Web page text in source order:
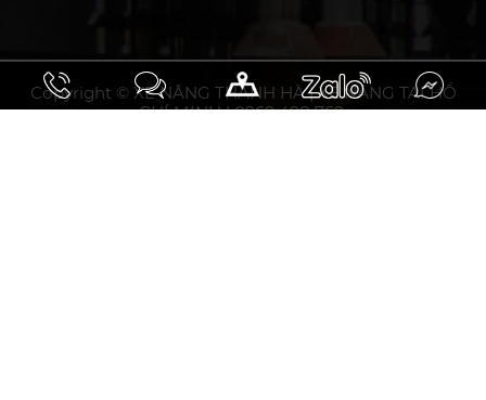
Copyright © XE NÂNG THANH HÀ | XE NÂNG TẠI HỒ
CHÍ MINH | 0969 498 769.